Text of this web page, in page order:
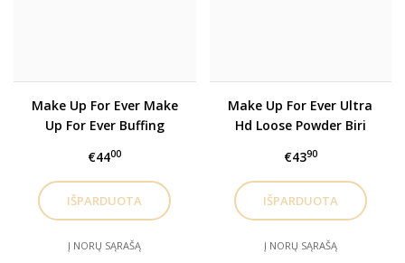
Make Up For Ever Make
Up For Ever Buffing
Šepetėlis kreminei
pudrai 1 vnt.
€4400
Į NORŲ SĄRAŠĄ
Make Up For Ever Ultra
Hd Loose Powder Biri
€4390
Į NORŲ SĄRAŠĄ